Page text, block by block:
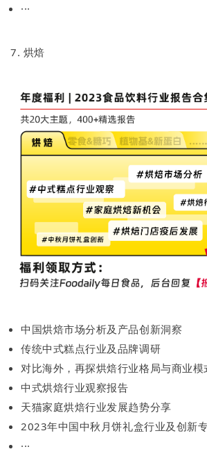
···
7. 烘焙
中国烘焙市场分析及产品创新洞察
传统中式糕点行业及品牌调研
对比海外，再探烘焙行业格局与商业模
中式烘焙行业观察报告
天猫家庭烘焙行业发展趋势分享
2023年中国中秋月饼礼盒行业及创新
···